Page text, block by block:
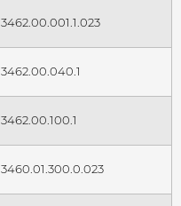
3462.00.001.1.023
3462.00.040.1
3462.00.100.1
3460.01.300.0.023